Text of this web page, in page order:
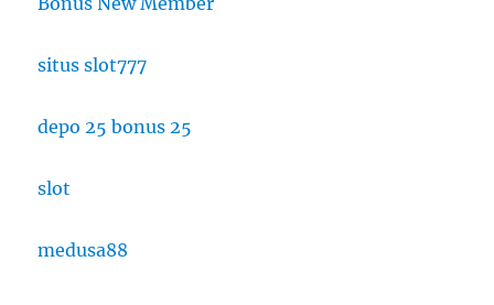
situs slot777
depo 25 bonus 25
slot
medusa88